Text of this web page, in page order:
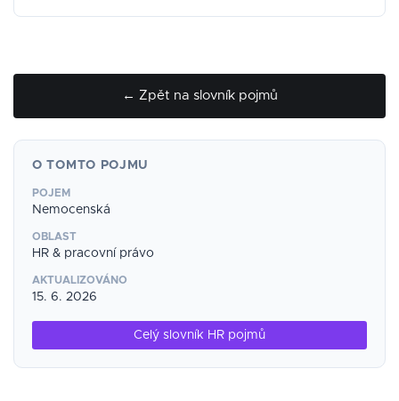
← Zpět na slovník pojmů
O TOMTO POJMU
POJEM
Nemocenská
OBLAST
HR & pracovní právo
AKTUALIZOVÁNO
15. 6. 2026
Celý slovník HR pojmů